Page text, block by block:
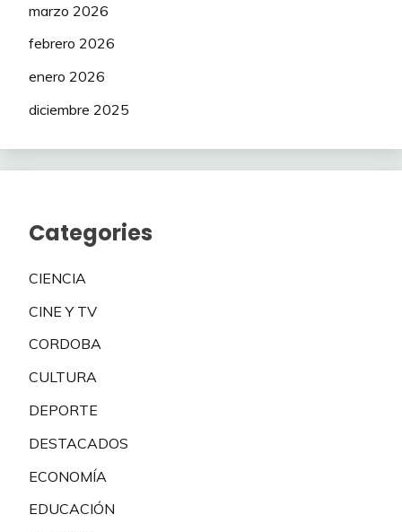
marzo 2026
febrero 2026
enero 2026
diciembre 2025
Categories
CIENCIA
CINE Y TV
CORDOBA
CULTURA
DEPORTE
DESTACADOS
ECONOMÍA
EDUCACIÓN